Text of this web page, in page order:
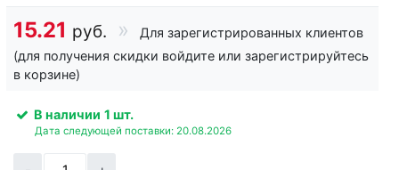
15.21 руб.
Для зарегистрированных клиентов
(для получения скидки войдите или зарегистрируйтесь
в корзине)
В наличии 1 шт.
Дата следующей поставки: 20.08.2026